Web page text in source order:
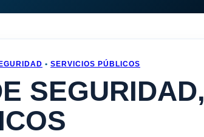
• SERVICIOS PÚBLICOS
SEGURIDAD,